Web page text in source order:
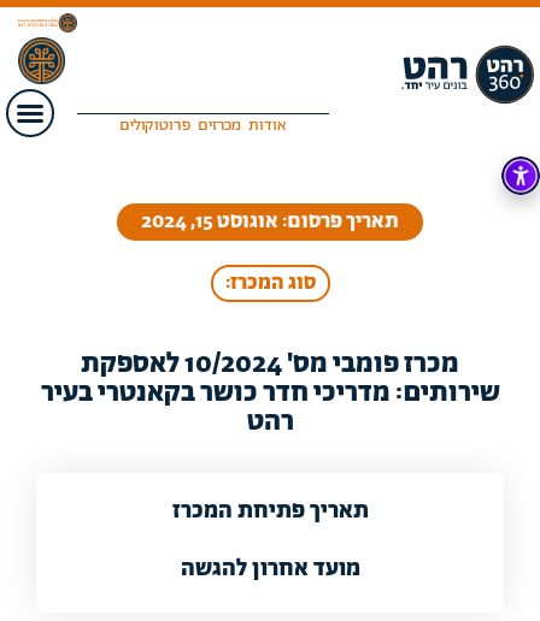
אודות מכרזים פרוטוקולים
תאריך פרסום: אוגוסט 15, 2024
סוג המכרז:
מכרז פומבי מס' 10/2024 לאספקת
שירותים: מדריכי חדר כושר בקאנטרי בעיר
רהט
תאריך פתיחת המכרז
מועד אחרון להגשה